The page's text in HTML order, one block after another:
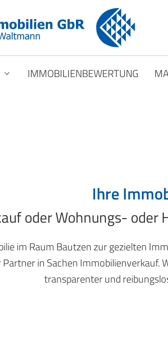
IMMOBILIENBEWERTUNG
Ihre
oder Wohnungs-
im Raum Bautzen zur gezielten
in Sachen Immobilienverkauf.
transparenter und